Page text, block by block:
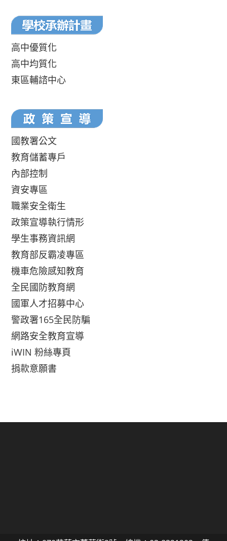
高中優質化
高中均質化
東區輔諮中心
國教署公文
教育儲蓄專戶
內部控制
資安專區
職業安全衛生
政策宣導執行情形
學生事務資訊網
教育部反霸凌專區
機車危險感知教育
全民國防教育網
國軍人才招募中心
警政署165全民防騙
網路安全教育宣導
iWIN 粉絲專頁
捐款意願書